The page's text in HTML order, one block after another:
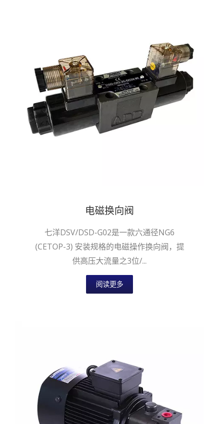
电磁换向阀
七洋DSV/DSD-G02是一款六通径NG6
(CETOP-3) 安装规格的电磁操作换向阀，提
供高压大流量之3位/...
阅读更多